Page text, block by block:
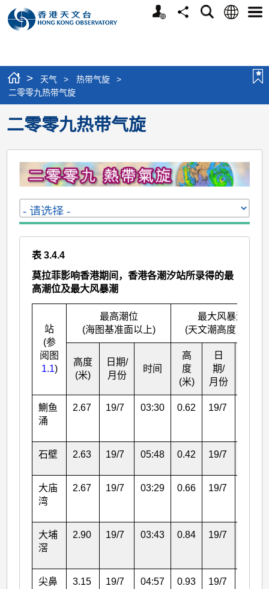
个
分
搜
语
选
> 天气 > 热带气旋
>
二零零九热带气旋
二零零九热带气旋
表 3.4.4
莫拉菲影响香港期间，香港各潮汐站所录得的最
高潮位及最大风暴潮
站
(参
阅图
1.1)
最高潮位
(海图基准面以上)
最大风暴潮
(天文潮高度以上)
高度
(米)
日期/
月份
时间
高
度
(米)
日
期/
月份
鰂鱼
涌
2.67 19/7 03:30 0.62 19/7
石壁 2.63 19/7 05:48 0.42 19/7
大庙
湾
2.67 19/7 03:29 0.66 19/7
大埔
滘
2.90 19/7 03:43 0.84 19/7
尖鼻
3.15 19/7 04:57 0.93 19/7